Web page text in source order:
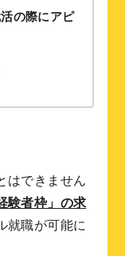
の際にアピ
はできません
験者枠」の求
就職が可能に